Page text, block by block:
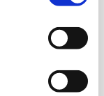
Verwey-
deze